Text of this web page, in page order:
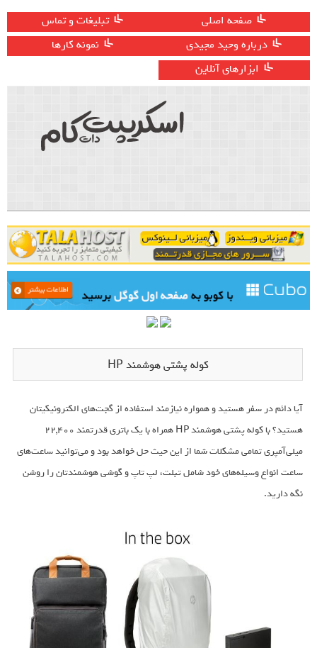
صفحه اصلی
تبلیغات و تماس
درباره وحید مجیدی
نمونه کارها
ابزارهای آنلاین
کوله پشتی هوشمند HP
آیا دائم در سفر هستید و همواره نیازمند استفاده از گجت‌های الکترونیکیتان
هستید؟ با کوله پشتی هوشمند HP همراه با یک باتری قدرتمند 22,400
میلی‌آمپری تمامی مشکلات شما از این حیث حل خواهد بود و می‌توانید ساعت‌های
ساعت انواع وسیله‌های خود شامل تبلت، لپ تاپ و گوشی هوشمندتان را روشن
نگه دارید.